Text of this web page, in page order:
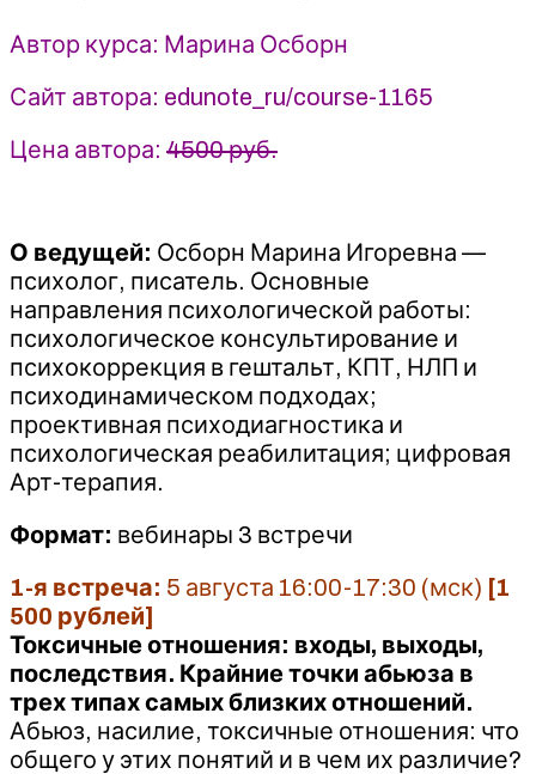
пугающий
мир
-
Марина
Осборн
(2024)
Автор курса: Марина Осборн
Сайт автора: edunote_ru/course-1165
Цена автора: 4500 руб.
О ведущей: Осборн Марина Игоревна —
психолог, писатель. Основные
направления психологической работы:
психологическое консультирование и
психокоррекция в гештальт, КПТ, НЛП и
психодинамическом подходах;
проективная психодиагностика и
психологическая реабилитация; цифровая
Арт-терапия.
Формат: вебинары 3 встречи
1-я встреча: 5 августа 16:00-17:30 (мск) [1
500 рублей]
Токсичные отношения: входы, выходы,
последствия. Крайние точки абьюза в
трех типах самых близких отношений.
Абьюз, насилие, токсичные отношения: что
общего у этих понятий и в чем их различие?